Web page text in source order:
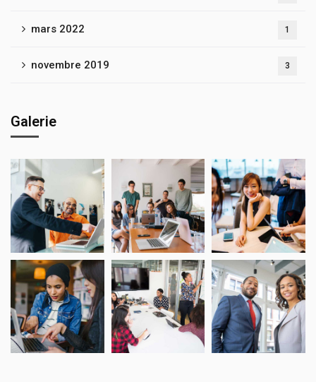
mars 2022 1
novembre 2019 3
Galerie